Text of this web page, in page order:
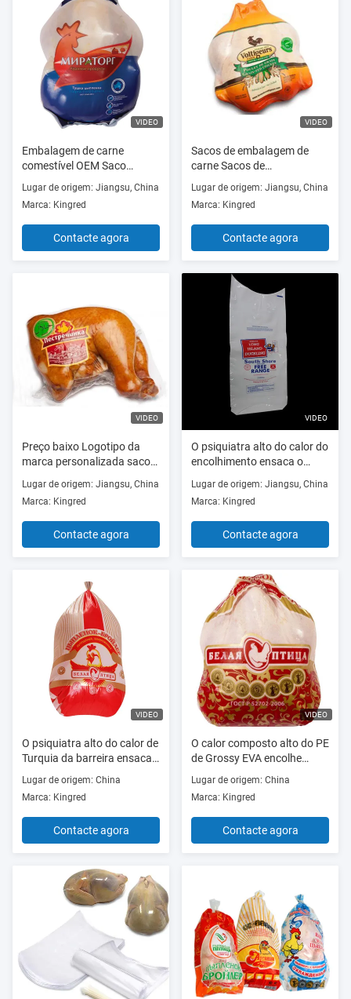
VIDEO
Embalagem de carne
comestível OEM Saco
retráctil térmico Saco de
embalagem a vácuo de
alimentos para aves de
capoeira
Lugar de origem: Jiangsu, China
Marca: Kingred
Contacte agora
VIDEO
Sacos de embalagem de
carne Sacos de
encolhimento térmico
Logotipo de marca
personalizado Sacos de
encolhimento térmico de
qualidade alimentar
Lugar de origem: Jiangsu, China
Marca: Kingred
Contacte agora
VIDEO
Preço baixo Logotipo da
marca personalizada saco
de plástico termo retrátil
saco de embalagem a vácuo
de carne de aves
Lugar de origem: Jiangsu, China
Marca: Kingred
Contacte agora
VIDEO
O psiquiatra alto do calor do
encolhimento ensaca o
volume dos sacos do
psiquiatra das aves
domésticas de
225mm*400mm
Lugar de origem: Jiangsu, China
Marca: Kingred
Contacte agora
VIDEO
O psiquiatra alto do calor de
Turquia da barreira ensaca
10"” as multi camadas *16
Lugar de origem: China
Marca: Kingred
Contacte agora
VIDEO
O calor composto alto do PE
de Grossy EVA encolhe
sacos para a largura do
alimento 100-650mm
Lugar de origem: China
Marca: Kingred
Contacte agora